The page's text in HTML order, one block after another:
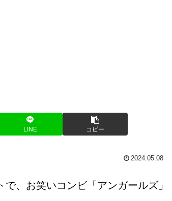
LINE コピー
2024.05.08
、お笑いコンビ「アンガールズ」